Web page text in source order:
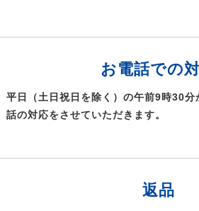
お電話での
平日（土日祝日を除く）の午前9時30
話の対応をさせていただきます。
返品